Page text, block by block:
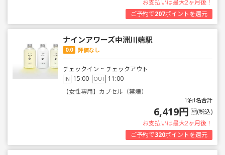
お支払いは最大2ヶ月後！
ご予約で207ポイントを還元
ナインアワーズ中洲川端駅
0.0 評価なし
チェックイン ~ チェックアウト
IN 15:00 OUT 11:00
【女性専用】カプセル（禁煙）
1泊1名合計
6,419円 (税込)
お支払いは最大2ヶ月後！
ご予約で320ポイントを還元